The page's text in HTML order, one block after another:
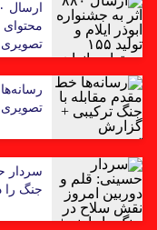
محتوای
تصویری
تصویری
سردار
جنگ را